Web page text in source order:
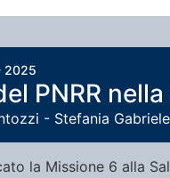
2025
PNRR
- Stefania Gabriele
la Missione 6 alla